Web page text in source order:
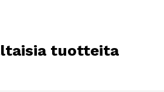
tuotteita